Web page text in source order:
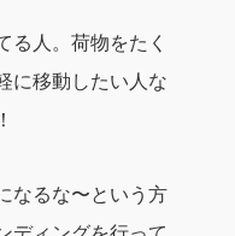
る人。荷物をたく
に移動したい人な
なるな〜という方